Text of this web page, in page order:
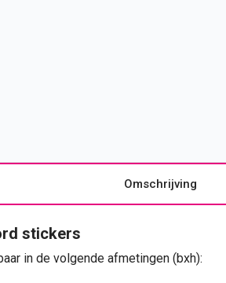
Omschrijving
stickers
in de volgende afmetingen (bxh):